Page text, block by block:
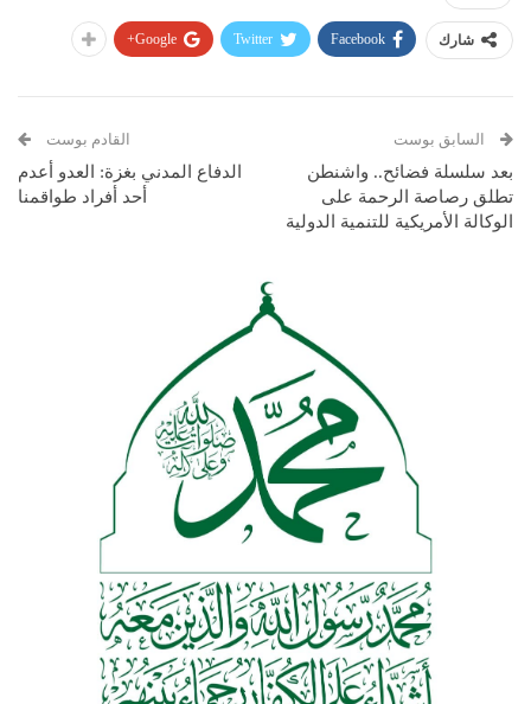
شارك Facebook
Twitter
Google+
السابق بوست
بعد سلسلة فضائح.. واشنطن
تطلق رصاصة الرحمة على
الوكالة الأمريكية للتنمية الدولية
القادم بوست
الدفاع المدني بغزة: العدو أعدم
أحد أفراد طواقمنا